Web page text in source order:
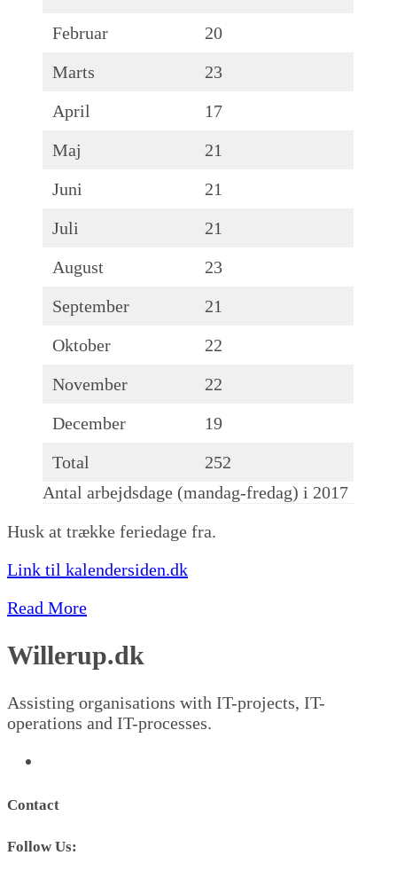
Februar
20
Marts
23
April
17
Maj
21
Juni
21
Juli
21
August
23
September
21
Oktober
22
November
22
December
19
Total
252
Antal arbejdsdage (mandag-fredag) i 2017
Husk at trække feriedage fra.
Link til kalendersiden.dk
Read More
Willerup.dk
Assisting organisations with IT-projects, IT-
operations and IT-processes.
Contact
Follow Us: